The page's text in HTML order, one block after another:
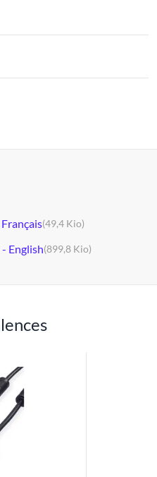
(49,4 Kio)
English(899,8 Kio)